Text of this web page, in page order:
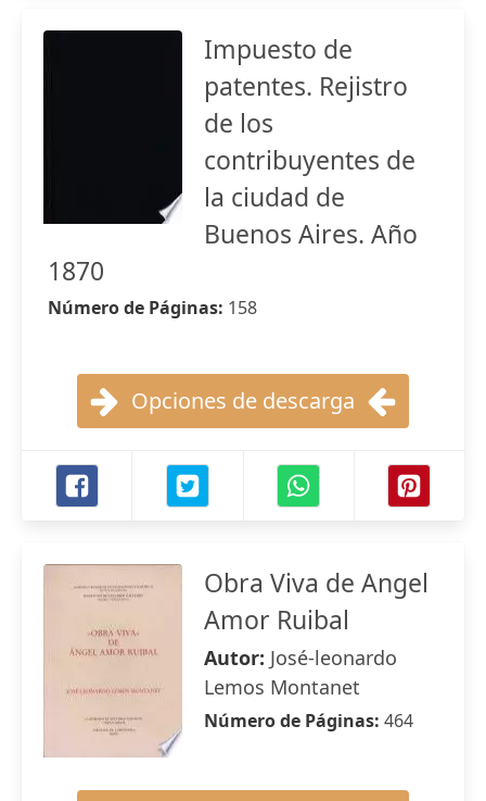
Impuesto de
patentes. Rejistro
de los
contribuyentes de
la ciudad de
Buenos Aires. Año
1870
Número de Páginas: 158
Opciones de descarga
Obra Viva de Angel
Amor Ruibal
Autor: José-leonardo
Lemos Montanet
Número de Páginas: 464